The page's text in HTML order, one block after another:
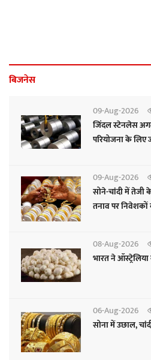
बिजनेस
09-Aug-2026
जिंदल स्टेनलेस अगली
परियोजना के
09-Aug-2026
सोने-चांदी में तेजी
तनाव पर
08-Aug-2026
भारत ने
06-Aug-2026
सोना में उछाल,